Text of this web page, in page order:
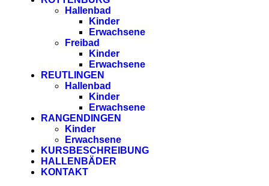
Hallenbad
Kinder
Erwachsene
Freibad
Kinder
Erwachsene
REUTLINGEN
Hallenbad
Kinder
Erwachsene
RANGENDINGEN
Kinder
Erwachsene
KURSBESCHREIBUNG
HALLENBÄDER
KONTAKT